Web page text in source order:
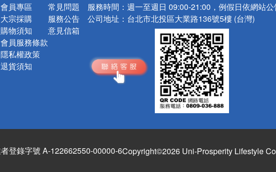
會員專區
大宗採購
購物須知
會員服務條款
隱私權政策
退貨須知
常見問題
服務公告
意見信箱
服務時間： 週一至週日 09:00-21:00，例假日依網站
公司地址： 台北市北投區大業路136號5樓 (台灣)
登錄字號 A-122662550-00000-6Copyright©2026 Uni-Prosperity Lifestyle